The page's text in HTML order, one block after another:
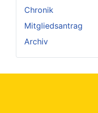
Chronik
Mitgliedsantrag
Archiv